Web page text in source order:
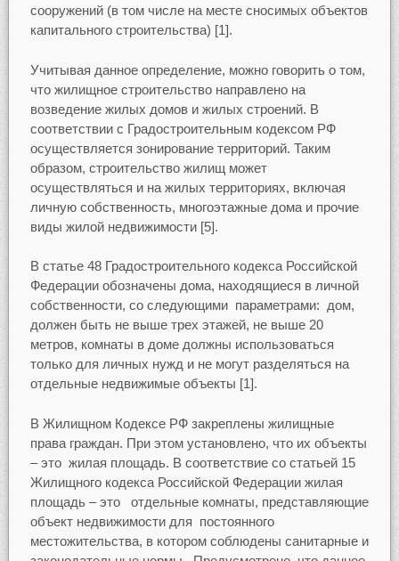
сооружений (в том числе на месте сносимых объектов
капитального строительства) [1].
Учитывая данное определение, можно говорить о том,
что жилищное строительство направлено на
возведение жилых домов и жилых строений. В
соответствии с Градостроительным кодексом РФ
осуществляется зонирование территорий. Таким
образом, строительство жилищ может
осуществляться и на жилых территориях, включая
личную собственность, многоэтажные дома и прочие
виды жилой недвижимости [5].
В статье 48 Градостроительного кодекса Российской
Федерации обозначены дома, находящиеся в личной
собственности, со следующими параметрами: дом,
должен быть не выше трех этажей, не выше 20
метров, комнаты в доме должны использоваться
только для личных нужд и не могут разделяться на
отдельные недвижимые объекты [1].
В Жилищном Кодексе РФ закреплены жилищные
права граждан. При этом установлено, что их объекты
– это жилая площадь. В соответствие со статьей 15
Жилищного кодекса Российской Федерации жилая
площадь – это отдельные комнаты, представляющие
объект недвижимости для постоянного
местожительства, в котором соблюдены санитарные и